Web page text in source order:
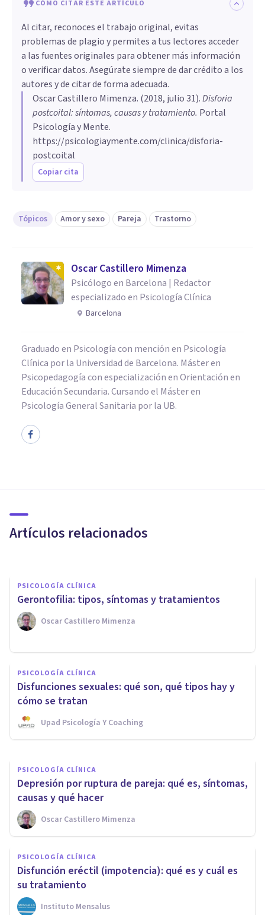
CÓMO CITAR ESTE ARTÍCULO
Al citar, reconoces el trabajo original, evitas
problemas de plagio y permites a tus lectores acceder
a las fuentes originales para obtener más información
o verificar datos. Asegúrate siempre de dar crédito a los
autores y de citar de forma adecuada.
Oscar Castillero Mimenza. (2018, julio 31).Disforia
postcoital: síntomas, causas y tratamiento. Portal
Psicología y Mente.
https://psicologiaymente.com/clinica/disforia-
postcoital
Copiar cita
Tópicos Amor y sexo Pareja Trastorno
Oscar Castillero Mimenza
Psicólogo en Barcelona | Redactor
especializado en Psicología Clínica
Barcelona
Graduado en Psicología con mención en Psicología
Clínica por la Universidad de Barcelona. Máster en
Psicopedagogía con especialización en Orientación en
Educación Secundaria. Cursando el Máster en
Psicología General Sanitaria por la UB.
Artículos relacionados
coito
PSICOLOGÍA CLÍNICA
Gerontofilia: tipos, síntomas y tratamientos
Oscar Castillero Mimenza
PSICOLOGÍA CLÍNICA
Disfunciones sexuales: qué son, qué tipos hay y
cómo se tratan
Upad Psicología Y Coaching
Síndrome de Rebeca:
síntomas, causas y tratamiento
Oscar Castillero Mimenza
PSICOLOGÍA CLÍNICA
Depresión por ruptura de pareja: qué es, síntomas,
causas y qué hacer
Oscar Castillero Mimenza
PSICOLOGÍA CLÍNICA
Disfunción eréctil (impotencia): qué es y cuál es
su tratamiento
Instituto Mensalus